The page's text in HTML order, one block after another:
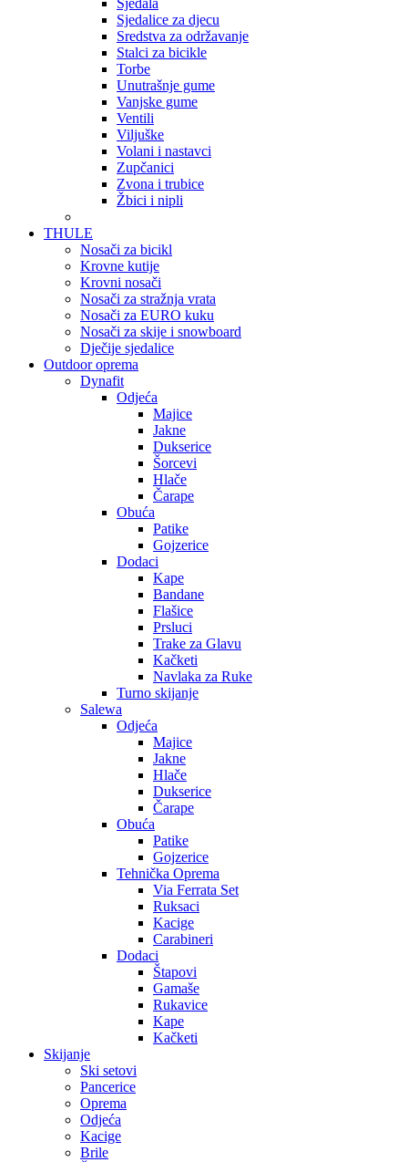
Sjedala
Sjedalice za djecu
Sredstva za održavanje
Stalci za bicikle
Torbe
Unutrašnje gume
Vanjske gume
Ventili
Viljuške
Volani i nastavci
Zupčanici
Zvona i trubice
Žbici i nipli
THULE
Nosači za bicikl
Krovne kutije
Krovni nosači
Nosači za stražnja vrata
Nosači za EURO kuku
Nosači za skije i snowboard
Dječije sjedalice
Outdoor oprema
Dynafit
Odjeća
Majice
Jakne
Dukserice
Šorcevi
Hlače
Čarape
Obuća
Patike
Gojzerice
Dodaci
Kape
Bandane
Flašice
Prsluci
Trake za Glavu
Kačketi
Navlaka za Ruke
Turno skijanje
Salewa
Odjeća
Majice
Jakne
Hlače
Dukserice
Čarape
Obuća
Patike
Gojzerice
Tehnička Oprema
Via Ferrata Set
Ruksaci
Kacige
Carabineri
Dodaci
Štapovi
Gamaše
Rukavice
Kape
Kačketi
Skijanje
Ski setovi
Pancerice
Oprema
Odjeća
Kacige
Brile